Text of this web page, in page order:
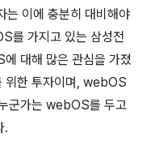
는 이에 충분히 대비해야
를 가지고 있는 삼성전
대해 많은 관심을 가졌
위한 투자이며, webOS
군가는 webOS를 두고
.